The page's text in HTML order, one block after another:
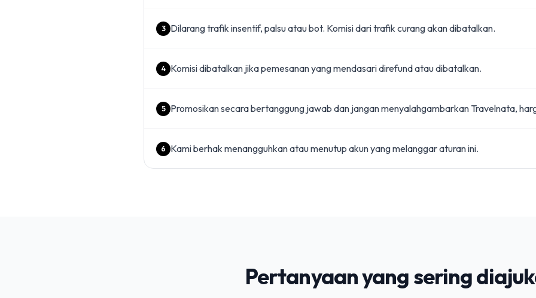
3 Dilarang trafik insentif, palsu atau bot. Komisi dari trafik curang akan dibatalkan.
4 Komisi dibatalkan jika pemesanan yang mendasari direfund atau dibatalkan.
5 Promosikan secara bertanggung jawab dan jangan menyalahgambarkan Travelnata,
6 Kami berhak menangguhkan atau menutup akun yang melanggar aturan ini.
Pertanyaan yang sering